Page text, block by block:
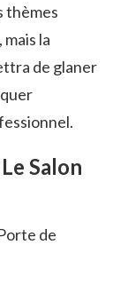
thèmes
la
de glaner
Salon
de